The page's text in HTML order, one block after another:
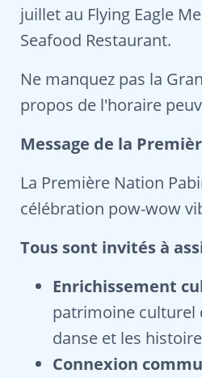
juillet au Flying Eagle
Seafood Restaurant.
Ne manquez pas la
propos de l'horaire
Message de la
La Première Nation
célébration pow-wow
Tous sont invités à
Enrichissement
patrimoine culturel
danse et les
Connexion